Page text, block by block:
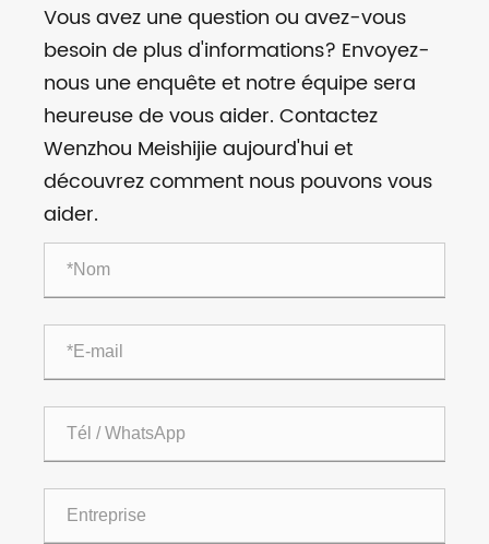
Vous avez une question ou avez-vous
besoin de plus d'informations? Envoyez-
nous une enquête et notre équipe sera
heureuse de vous aider. Contactez
Wenzhou Meishijie aujourd'hui et
découvrez comment nous pouvons vous
aider.